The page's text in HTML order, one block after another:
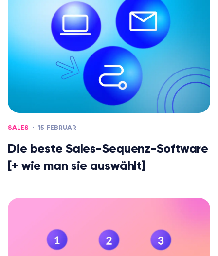
SALES 15 FEBRUAR
Die beste Sales-Sequenz-Software
[+ wie man sie auswählt]